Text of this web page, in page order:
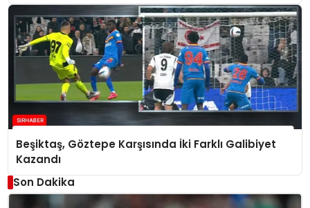
Beşiktaş, Göztepe Karşısında İki Farklı Galibiyet
Kazandı
Son Dakika